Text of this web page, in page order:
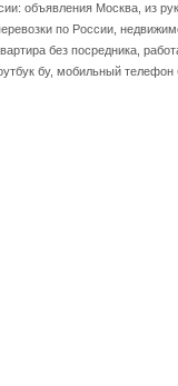
объявления Москва, из
по России,
без посредника,
бу, мобильный